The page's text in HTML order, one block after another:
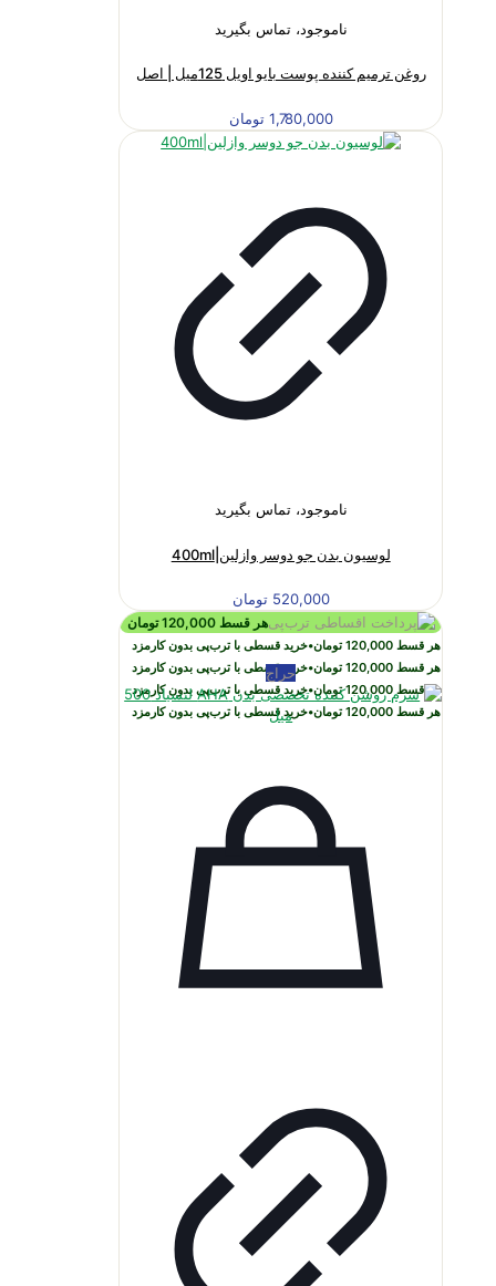
ناموجود، تماس بگیرید
روغن ترمیم کننده پوست بایو اویل 125میل | اصل
1,780,000 تومان
ناموجود، تماس بگیرید
لوسیون بدن جو دوسر وازلین|400ml
520,000 تومان
هر قسط120,000 تومان
هر قسط120,000 تومان•خرید قسطی با ترب‌پی بدون کارمزد
هر قسط120,000 تومان•خرید قسطی با ترب‌پی بدون کارمزد
هر قسط120,000 تومان•خرید قسطی با ترب‌پی بدون کارمزد
هر قسط120,000 تومان•خرید قسطی با ترب‌پی بدون کارمزد
حراج